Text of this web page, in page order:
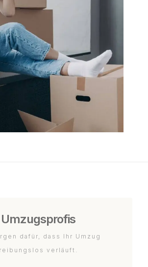
Umzugsprofis
dafür, dass Ihr Umzug
reibungslos verläuft.